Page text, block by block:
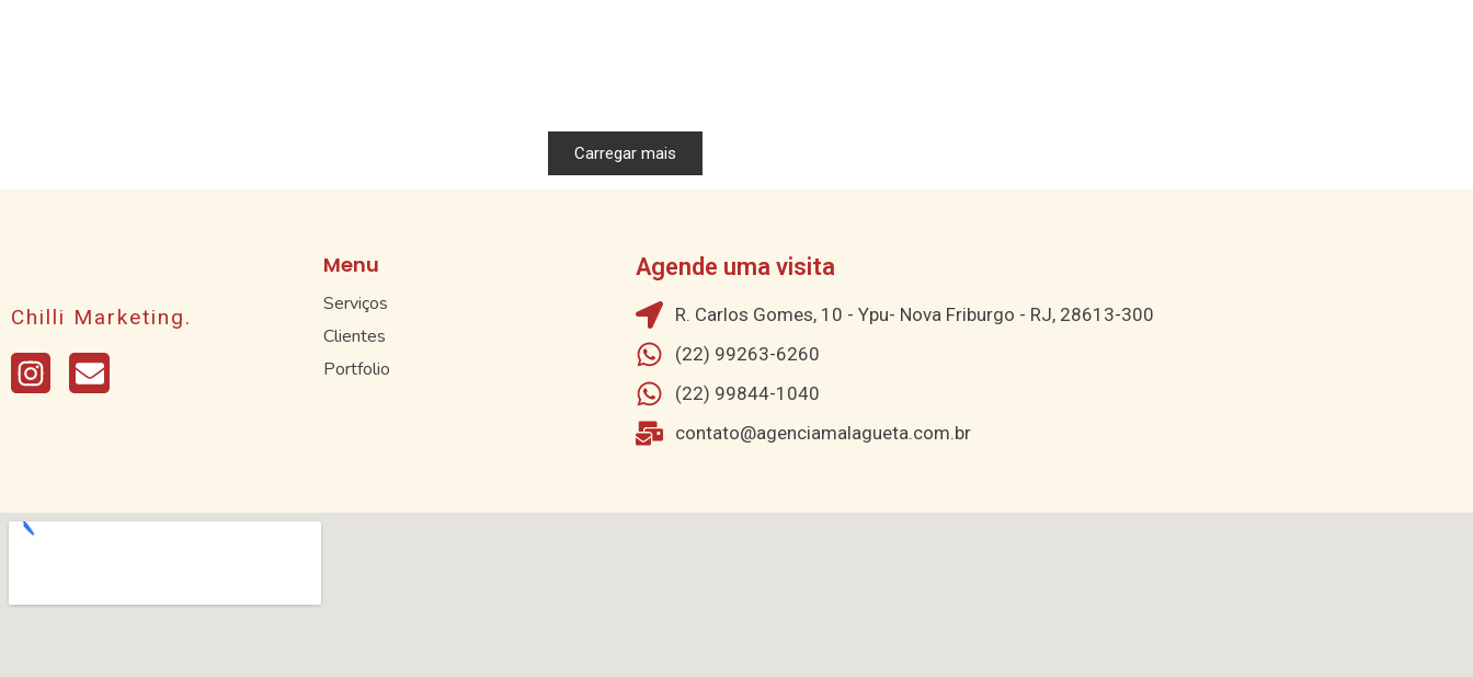
Carregar mais
Chilli Marketing.
Menu
Serviços
Clientes
Portfolio
Agende uma visita
R. Carlos Gomes, 10 - Ypu- Nova Friburgo - RJ, 28613-300
(22) 99263-6260
(22) 99844-1040
contato@agenciamalagueta.com.br